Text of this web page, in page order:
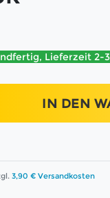
Lieferzeit 2-3
IN DEN
3,90 € Versandkosten